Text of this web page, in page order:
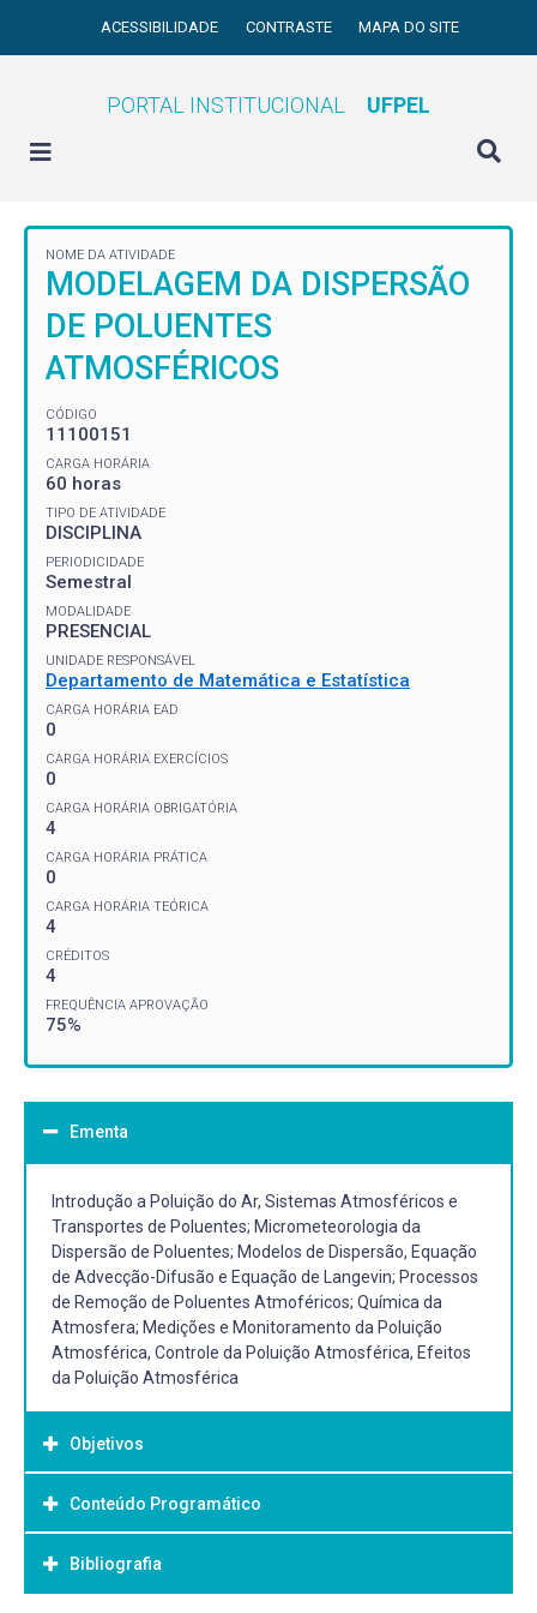
ACESSIBILIDADE CONTRASTE MAPA DO SITE
PORTAL INSTITUCIONAL UFPEL
NOME DA ATIVIDADE
MODELAGEM DA DISPERSÃO
DE POLUENTES
ATMOSFÉRICOS
CÓDIGO
11100151
CARGA HORÁRIA
60 horas
TIPO DE ATIVIDADE
DISCIPLINA
PERIODICIDADE
Semestral
MODALIDADE
PRESENCIAL
UNIDADE RESPONSÁVEL
Departamento de Matemática e Estatística
CARGA HORÁRIA EAD
0
CARGA HORÁRIA EXERCÍCIOS
0
CARGA HORÁRIA OBRIGATÓRIA
4
CARGA HORÁRIA PRÁTICA
0
CARGA HORÁRIA TEÓRICA
4
CRÉDITOS
4
FREQUÊNCIA APROVAÇÃO
75%
Ementa
Introdução a Poluição do Ar, Sistemas Atmosféricos e
Transportes de Poluentes; Micrometeorologia da
Dispersão de Poluentes; Modelos de Dispersão, Equação
de Advecção-Difusão e Equação de Langevin; Processos
de Remoção de Poluentes Atmoféricos; Química da
Atmosfera; Medições e Monitoramento da Poluição
Atmosférica, Controle da Poluição Atmosférica, Efeitos
da Poluição Atmosférica
Objetivos
Objetivo Geral:
Disciplina de área ofertada pelo PPG em Modelagem
Matemática
Conteúdo Programático
I. Introdução a Poluição do Ar
1. O Problema da Poluição do Ar
Bibliografia